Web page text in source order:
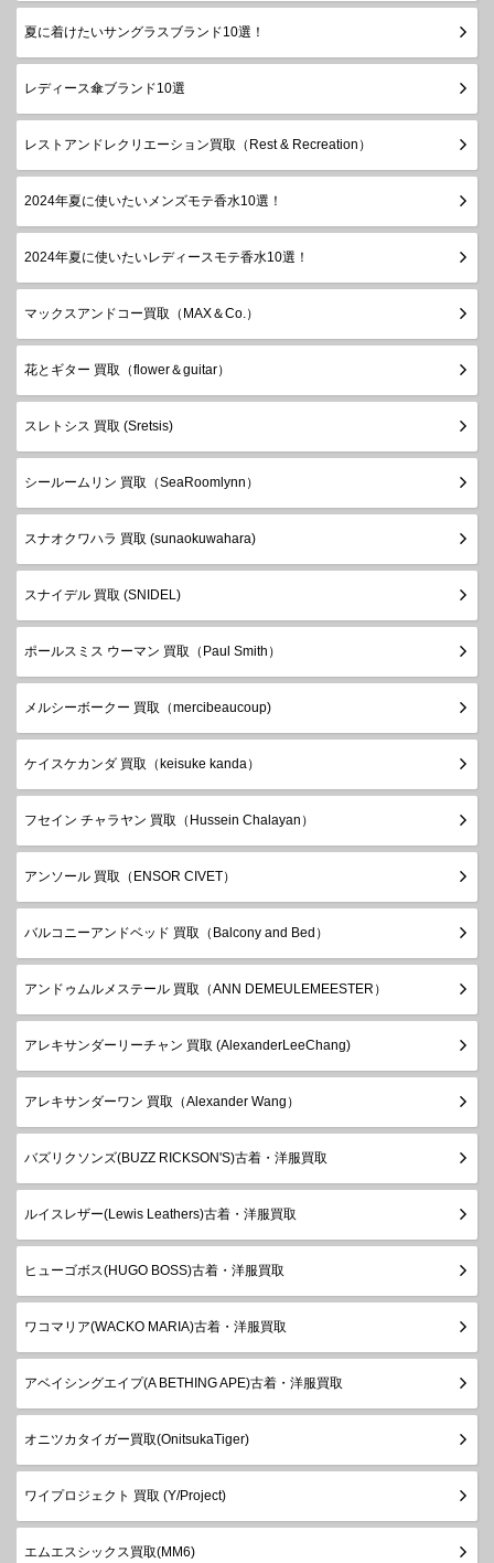
夏に着けたいサングラスブランド10選！
レディース傘ブランド10選
レストアンドレクリエーション買取（Rest & Recreation）
2024年夏に使いたいメンズモテ香水10選！
2024年夏に使いたいレディースモテ香水10選！
マックスアンドコー買取（MAX＆Co.）
花とギター 買取（flower＆guitar）
スレトシス 買取 (Sretsis)
シールームリン 買取（SeaRoomlynn）
スナオクワハラ 買取 (sunaokuwahara)
スナイデル 買取 (SNIDEL)
ポールスミス ウーマン 買取（Paul Smith）
メルシーボークー 買取（mercibeaucoup)
ケイスケカンダ 買取（keisuke kanda）
フセイン チャラヤン 買取（Hussein Chalayan）
アンソール 買取（ENSOR CIVET）
バルコニーアンドベッド 買取（Balcony and Bed）
アンドゥムルメステール 買取（ANN DEMEULEMEESTER）
アレキサンダーリーチャン 買取 (AlexanderLeeChang)
アレキサンダーワン 買取（Alexander Wang）
バズリクソンズ(BUZZ RICKSON'S)古着・洋服買取
ルイスレザー(Lewis Leathers)古着・洋服買取
ヒューゴボス(HUGO BOSS)古着・洋服買取
ワコマリア(WACKO MARIA)古着・洋服買取
アベイシングエイプ(A BETHING APE)古着・洋服買取
オニツカタイガー買取(OnitsukaTiger)
ワイプロジェクト 買取 (Y/Project)
エムエスシックス買取(MM6)